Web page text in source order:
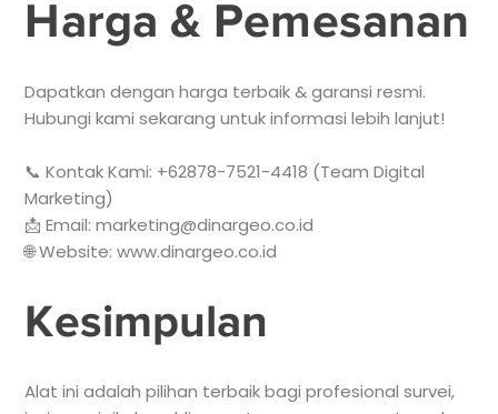
Harga & Pemesanan
Dapatkan dengan harga terbaik & garansi resmi.
Hubungi kami sekarang untuk informasi lebih lanjut!
📞 Kontak Kami: +62878-7521-4418 (Team Digital
Marketing)
📩 Email: marketing@dinargeo.co.id
🌐 Website: www.dinargeo.co.id
Kesimpulan
Alat ini adalah pilihan terbaik bagi profesional survei,